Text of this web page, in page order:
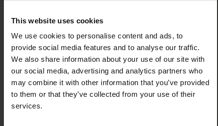
This website uses cookies
We use cookies to personalise content and ads, to
provide social media features and to analyse our traffic.
We also share information about your use of our site with
our social media, advertising and analytics partners who
may combine it with other information that you’ve provided
to them or that they’ve collected from your use of their
services.
Apple iPad Air (3rd generation)
Apple iPad Air (4th generation)
Apple iPad Air (5th generation)
Apple iPad Air (6th generation)